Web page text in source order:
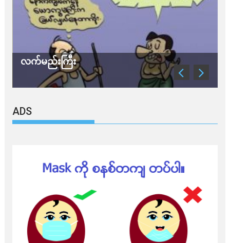
လက်မည်းကြီး
ADS